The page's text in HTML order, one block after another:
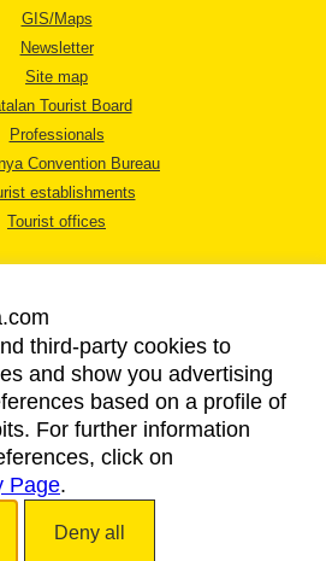
GIS/Maps
Newsletter
Site map
Tourist Board
Professionals
Convention Bureau
establishments
Tourist offices
LEGAL NOTICE
POLICY
POLICY
ACCESSIBILITY
third-party cookies to
and show you advertising
based on a profile of
For further information
click on
Page.
Deny all